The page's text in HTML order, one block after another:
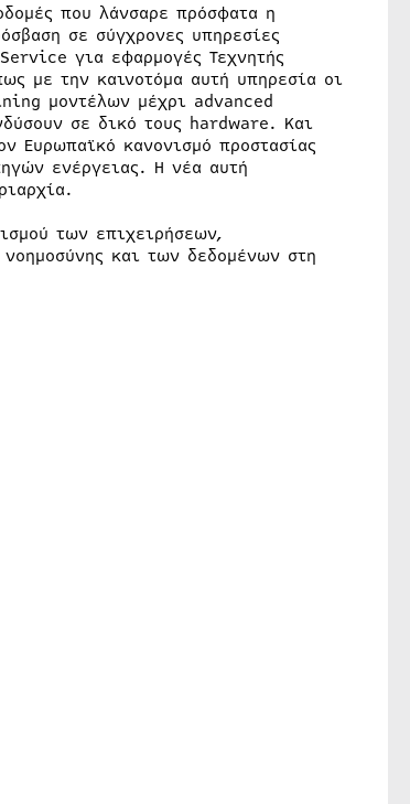
που λάνσαρε πρόσφατα η
σε σύγχρονες υπηρεσίες
για εφαρμογές Τεχνητής
με την καινοτόμα αυτή υπηρεσία οι
μοντέλων μέχρι advanced
σε δικό τους hardware. Και
Ευρωπαϊκό κανονισμό προστασίας
ενέργειας. Η νέα αυτή
των επιχειρήσεων,
νοημοσύνης και των δεδομένων στη